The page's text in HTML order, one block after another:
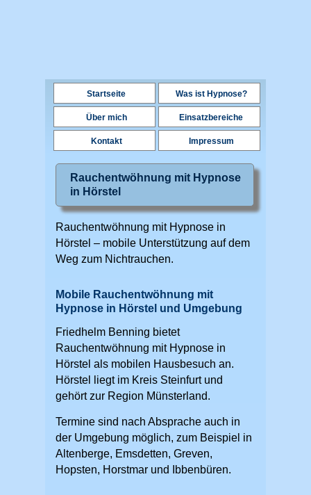
Startseite Was ist Hypnose?
Über mich Einsatzbereiche
Kontakt Impressum
Rauchentwöhnung mit Hypnose
in Hörstel
Rauchentwöhnung mit Hypnose in
Hörstel – mobile Unterstützung auf dem
Weg zum Nichtrauchen.
Mobile Rauchentwöhnung mit
Hypnose in Hörstel und Umgebung
Friedhelm Benning bietet
Rauchentwöhnung mit Hypnose in
Hörstel als mobilen Hausbesuch an.
Hörstel liegt im Kreis Steinfurt und
gehört zur Region Münsterland.
Termine sind nach Absprache auch in
der Umgebung möglich, zum Beispiel in
Altenberge, Emsdetten, Greven,
Hopsten, Horstmar und Ibbenbüren.